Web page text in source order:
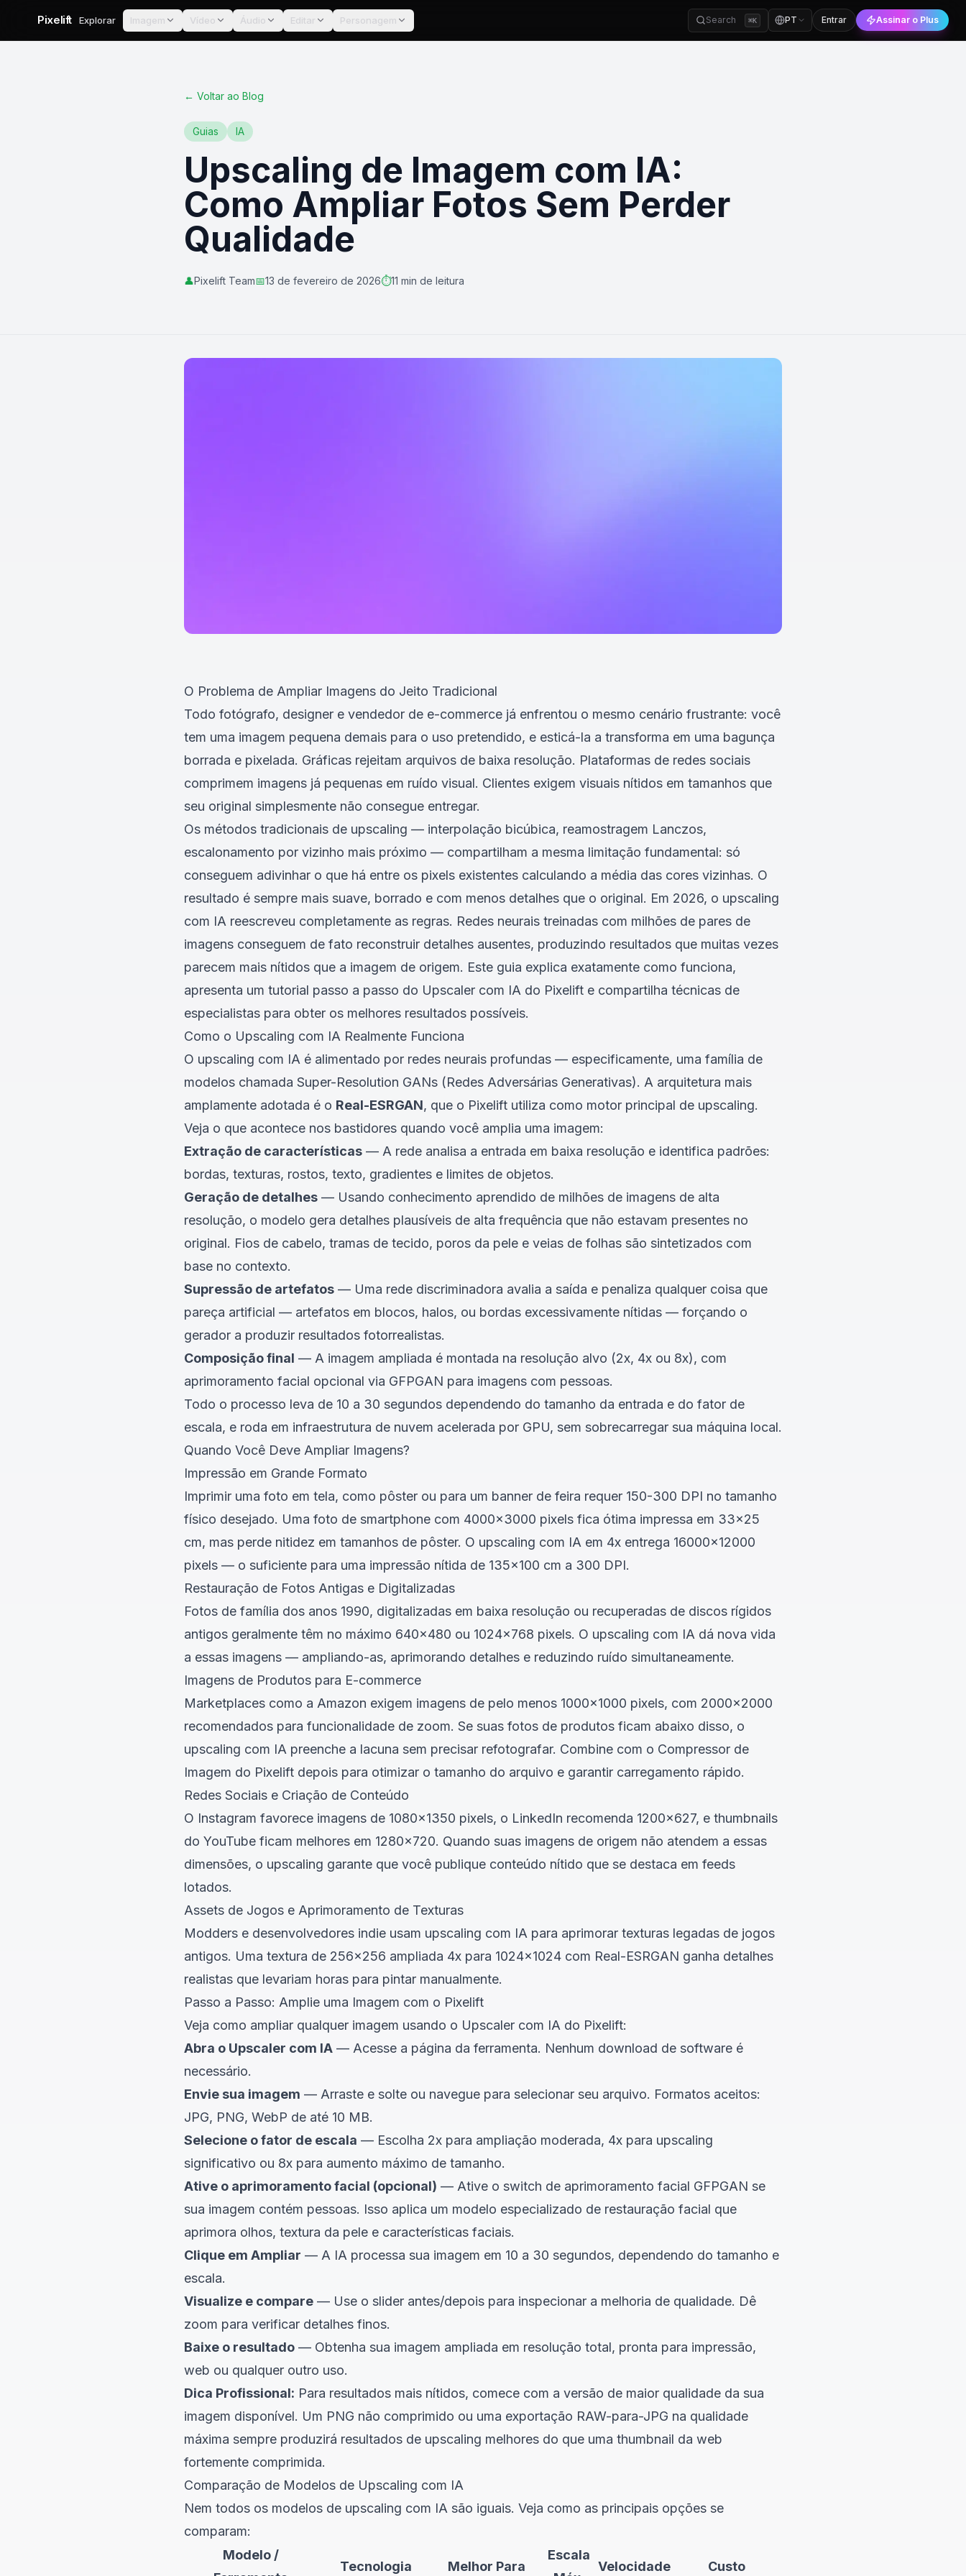
Pixelift Explorar Imagem Vídeo Áudio Editar Personagem Search ⌘K PT Entrar Assinar o Plus
← Voltar ao Blog
Guias IA
Upscaling de Imagem com IA:
Como Ampliar Fotos Sem Perder
Qualidade
👤Pixelift Team📅13 de fevereiro de 2026⏱️11 min de leitura
O Problema de Ampliar Imagens do Jeito Tradicional
Todo fotógrafo, designer e vendedor de e-commerce já enfrentou o mesmo cenário frustrante: você
tem uma imagem pequena demais para o uso pretendido, e esticá-la a transforma em uma bagunça
borrada e pixelada. Gráficas rejeitam arquivos de baixa resolução. Plataformas de redes sociais
comprimem imagens já pequenas em ruído visual. Clientes exigem visuais nítidos em tamanhos que
seu original simplesmente não consegue entregar.
Os métodos tradicionais de upscaling — interpolação bicúbica, reamostragem Lanczos,
escalonamento por vizinho mais próximo — compartilham a mesma limitação fundamental: só
conseguem adivinhar o que há entre os pixels existentes calculando a média das cores vizinhas. O
resultado é sempre mais suave, borrado e com menos detalhes que o original. Em 2026, o upscaling
com IA reescreveu completamente as regras. Redes neurais treinadas com milhões de pares de
imagens conseguem de fato reconstruir detalhes ausentes, produzindo resultados que muitas vezes
parecem mais nítidos que a imagem de origem. Este guia explica exatamente como funciona,
apresenta um tutorial passo a passo do Upscaler com IA do Pixelift e compartilha técnicas de
especialistas para obter os melhores resultados possíveis.
Como o Upscaling com IA Realmente Funciona
O upscaling com IA é alimentado por redes neurais profundas — especificamente, uma família de
modelos chamada Super-Resolution GANs (Redes Adversárias Generativas). A arquitetura mais
amplamente adotada é o Real-ESRGAN, que o Pixelift utiliza como motor principal de upscaling.
Veja o que acontece nos bastidores quando você amplia uma imagem:
Extração de características — A rede analisa a entrada em baixa resolução e identifica padrões:
bordas, texturas, rostos, texto, gradientes e limites de objetos.
Geração de detalhes — Usando conhecimento aprendido de milhões de imagens de alta
resolução, o modelo gera detalhes plausíveis de alta frequência que não estavam presentes no
original. Fios de cabelo, tramas de tecido, poros da pele e veias de folhas são sintetizados com
base no contexto.
Supressão de artefatos — Uma rede discriminadora avalia a saída e penaliza qualquer coisa que
pareça artificial — artefatos em blocos, halos, ou bordas excessivamente nítidas — forçando o
gerador a produzir resultados fotorrealistas.
Composição final — A imagem ampliada é montada na resolução alvo (2x, 4x ou 8x), com
aprimoramento facial opcional via GFPGAN para imagens com pessoas.
Todo o processo leva de 10 a 30 segundos dependendo do tamanho da entrada e do fator de
escala, e roda em infraestrutura de nuvem acelerada por GPU, sem sobrecarregar sua máquina local.
Quando Você Deve Ampliar Imagens?
Impressão em Grande Formato
Imprimir uma foto em tela, como pôster ou para um banner de feira requer 150-300 DPI no tamanho
físico desejado. Uma foto de smartphone com 4000x3000 pixels fica ótima impressa em 33x25
cm, mas perde nitidez em tamanhos de pôster. O upscaling com IA em 4x entrega 16000x12000
pixels — o suficiente para uma impressão nítida de 135x100 cm a 300 DPI.
Restauração de Fotos Antigas e Digitalizadas
Fotos de família dos anos 1990, digitalizadas em baixa resolução ou recuperadas de discos rígidos
antigos geralmente têm no máximo 640x480 ou 1024x768 pixels. O upscaling com IA dá nova vida
a essas imagens — ampliando-as, aprimorando detalhes e reduzindo ruído simultaneamente.
Imagens de Produtos para E-commerce
Marketplaces como a Amazon exigem imagens de pelo menos 1000x1000 pixels, com 2000x2000
recomendados para funcionalidade de zoom. Se suas fotos de produtos ficam abaixo disso, o
upscaling com IA preenche a lacuna sem precisar refotografar. Combine com o Compressor de
Imagem do Pixelift depois para otimizar o tamanho do arquivo e garantir carregamento rápido.
Redes Sociais e Criação de Conteúdo
O Instagram favorece imagens de 1080x1350 pixels, o LinkedIn recomenda 1200x627, e thumbnails
do YouTube ficam melhores em 1280x720. Quando suas imagens de origem não atendem a essas
dimensões, o upscaling garante que você publique conteúdo nítido que se destaca em feeds
lotados.
Assets de Jogos e Aprimoramento de Texturas
Modders e desenvolvedores indie usam upscaling com IA para aprimorar texturas legadas de jogos
antigos. Uma textura de 256x256 ampliada 4x para 1024x1024 com Real-ESRGAN ganha detalhes
realistas que levariam horas para pintar manualmente.
Passo a Passo: Amplie uma Imagem com o Pixelift
Veja como ampliar qualquer imagem usando o Upscaler com IA do Pixelift:
Abra o Upscaler com IA — Acesse a página da ferramenta. Nenhum download de software é
necessário.
Envie sua imagem — Arraste e solte ou navegue para selecionar seu arquivo. Formatos aceitos:
JPG, PNG, WebP de até 10 MB.
Selecione o fator de escala — Escolha 2x para ampliação moderada, 4x para upscaling
significativo ou 8x para aumento máximo de tamanho.
Ative o aprimoramento facial (opcional) — Ative o switch de aprimoramento facial GFPGAN se
sua imagem contém pessoas. Isso aplica um modelo especializado de restauração facial que
aprimora olhos, textura da pele e características faciais.
Clique em Ampliar — A IA processa sua imagem em 10 a 30 segundos, dependendo do tamanho e
escala.
Visualize e compare — Use o slider antes/depois para inspecionar a melhoria de qualidade. Dê
zoom para verificar detalhes finos.
Baixe o resultado — Obtenha sua imagem ampliada em resolução total, pronta para impressão,
web ou qualquer outro uso.
Dica Profissional: Para resultados mais nítidos, comece com a versão de maior qualidade da sua
imagem disponível. Um PNG não comprimido ou uma exportação RAW-para-JPG na qualidade
máxima sempre produzirá resultados de upscaling melhores do que uma thumbnail da web
fortemente comprimida.
Comparação de Modelos de Upscaling com IA
Nem todos os modelos de upscaling com IA são iguais. Veja como as principais opções se
comparam:
Modelo /
Tecnologia Melhor Para
Escala
Velocidade Custo